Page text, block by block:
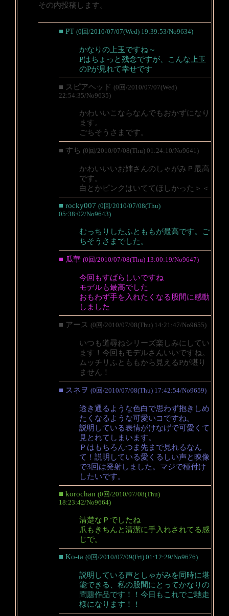
その内投稿します。
■ PT (0回/2010/07/07(Wed) 19:39:53/No9634)
かなりの上玉ですね～
Pはちょっと残念ですが、こんな上玉
のPが見れて幸せです
■ スピアヘッド (0回/2010/07/07(Wed)
22:54:35/No9635)
かわいいこならなんでもおかずになり
ます。
ごちそうさまです。
■ すち (0回/2010/07/08(Thu) 01:24:10/No9641)
かわいいいお姉さんのしゃがみＰ最高
です。
白とかピンクはいててほしかった＞＜
■ rocky007 (0回/2010/07/08(Thu)
05:38:02/No9643)
むっちりしたふとももが最高です。ご
ちそうさまでした。
■ 瓜華 (0回/2010/07/08(Thu) 13:00:19/No9647)
今回もすばらしいですね
モデルも最高でした
おもわず手を入れたくなる股間に感動
しました
■ アース (0回/2010/07/08(Thu) 14:21:47/No9655)
いつも道尋ねシリーズ楽しみにしてい
ます！今回もモデルさんいいですね。
ムッチリふとももから見えるPが堪り
ません！
■ スネヲ (0回/2010/07/08(Thu) 17:42:54/No9659)
透き通るような色白で思わず抱きしめ
たくなるような可愛いコですね。
説明している表情がけなげで可愛くて
見とれてしまいます。
Ｐはもちろんつま先まで見れるなん
て！説明している愛くるしい声と映像
で3回は発射しました。マジで種付け
したいです。
■ korochan (0回/2010/07/08(Thu)
18:23:42/No9664)
清楚なＰでしたね
爪もきちんと清潔に手入れされてる感
じで。
■ Ko-ta (0回/2010/07/09(Fri) 01:12:29/No9676)
説明している声としゃがみを同時に堪
能できる、私の股間にとってかなりの
問題作品です！！今日もこれでご馳走
様になります！！